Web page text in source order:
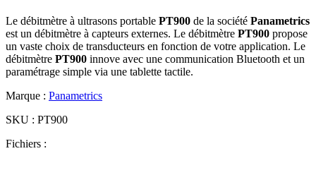
Le débitmètre à ultrasons portable PT900 de la société Panametrics
est un débitmètre à capteurs externes. Le débitmètre PT900 propose
un vaste choix de transducteurs en fonction de votre application. Le
débitmètre PT900 innove avec une communication Bluetooth et un
paramétrage simple via une tablette tactile.
Marque : Panametrics
SKU : PT900
Fichiers :